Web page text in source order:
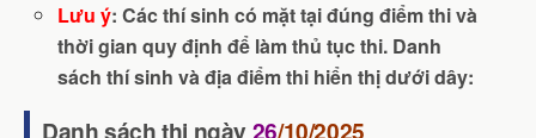
Lưu ý: Các thí sinh có mặt tại đúng điểm thi và
thời gian quy định để làm thủ tục thi. Danh
sách thí sinh và địa điểm thi hiển thị dưới dây:
Danh sách thi ngày26/10/2025